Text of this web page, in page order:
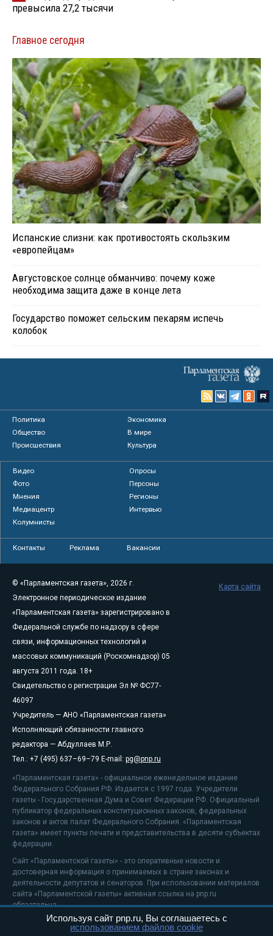
превысила 27,2 тысячи
Главное сегодня
Испанские слизни: как противостоять скользким
«европейцам»
Августовское солнце обманчиво: почему коже
необходима защита даже в конце лета
Государство поможет сельским пекарям испечь
колобок
Политика
Экономика
Общество
В мире
Происшествия
Культура
Видео
Опросы
Фото
Персоны
Мнения
Регионы
Медиацентр
Интервью
Колумнисты
Контакты Реклама Вакансии
© «Парламентская газета», 2026 г.
Электронное периодическое издание
«Парламентская газета» зарегистрировано в
Федеральной службе по надзору в сфере
связи, информационных технологий и
массовых коммуникаций (Роскомнадзор) 05
августа 2011 года. 18+
Свидетельство о регистрации Эл № ФС77-
46097
Учредитель — АНО «Парламентская газета»
Исполняющий обязанности главного
редактора — Абдуллаев М.Р.
Тел.: +7 (495) 637–69–79 E-mail: pg@pnp.ru
«Парламентская газета» - официальное еженедельное издание
Федерального Собрания РФ. Издается с 1997 года. Учредители
газеты - Государственная Дума и Совет Федерации РФ. Официальный
публикатор федеральных конституционных законов, федеральных
законов и актов палат Федерального Собрания. «Парламентская
газета» имеет пункты печати и представительства в десяти субъектах
федерации.
Сайт «Парламентской газеты» - это оперативные новости и
достоверная информация о принимаемых в стране законах и
деятельности депутатов и сенаторов. При использовании материалов
сайта «Парламентской газеты» активная ссылка на pnp.ru
обязательна.
На информационном ресурсе применяютсярекомендательные
Карта сайта
Используя сайт pnp.ru, Вы соглашаетесь с
использованием файлов cookie